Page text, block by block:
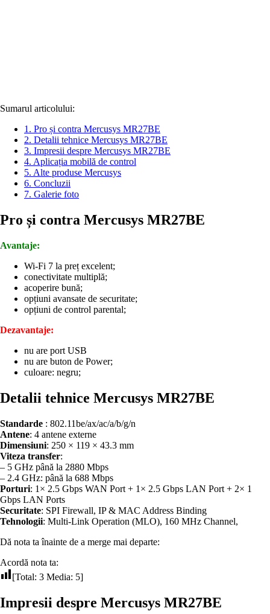
Sumarul articolului:
1. Pro și contra Mercusys MR27BE
2. Detalii tehnice Mercusys MR27BE
3. Impresii despre Mercusys MR27BE
4. Aplicația mobilă de control
5. Alte produse Mercusys
6. Concluzii
7. Galerie foto
Pro și contra Mercusys MR27BE
Avantaje:
Wi-Fi 7 la preț excelent;
conectivitate multiplă;
acoperire bună;
opțiuni avansate de securitate;
opțiuni de control parental;
Dezavantaje:
nu are port USB
nu are buton de Power;
culoare: negru;
Detalii tehnice Mercusys MR27BE
Standarde : 802.11be/ax/ac/a/b/g/n
Antene: 4 antene externe
Dimensiuni: 250 × 119 × 43.3 mm
Viteza transfer:
– 5 GHz până la 2880 Mbps
– 2.4 GHz: până la 688 Mbps
Porturi: 1× 2.5 Gbps WAN Port + 1× 2.5 Gbps LAN Port + 2× 1
Gbps LAN Ports
Securitate: SPI Firewall, IP & MAC Address Binding
Tehnologii: Multi-Link Operation (MLO), 160 MHz Channel,
Dă nota ta înainte de a merge mai departe:
Acordă nota ta:
[Total: 3 Media: 5]
Impresii despre Mercusys MR27BE